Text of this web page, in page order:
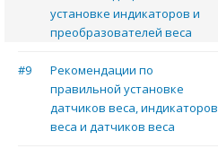
установке индикаторов и
преобразователей веса
#9
Рекомендации по
правильной установке
датчиков веса, индикаторов
веса и датчиков веса